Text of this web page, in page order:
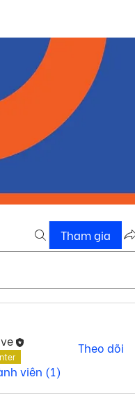
Tham gia
Theo dõi
viên (1)